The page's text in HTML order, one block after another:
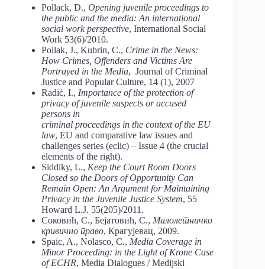
Pollack, D., Opening juvenile proceedings to
the public and the media: An international
social work perspective, International Social
Work 53(6)/2010.
Pollak, Ј., Kubrin, C., Crime in the News:
How Crimes, Offenders and Victims Are
Portrayed in the Media, Journal of Criminal
Justice and Popular Culture, 14 (1), 2007
Radić, I., Importance of the protection of
privacy of juvenile suspects or accused
persons in
criminal proceedings in the context of the EU
law, EU and comparative law issues and
challenges series (eclic) – Issue 4 (the crucial
elements of the right).
Siddiky, L., Keep the Court Room Doors
Closed so the Doors of Opportunity Can
Remain Open: An Argument for Maintaining
Privacy in the Juvenile Justice System, 55
Howard L.J. 55(205)/2011.
Соковић, С., Бејатовић, С., Малолетничко
кривично право, Крагујевац, 2009.
Spaic, A., Nolasco, C., Media Coverage in
Minor Proceeding: in the Light of Krone Case
of ECHR, Media Dialogues / Medijski